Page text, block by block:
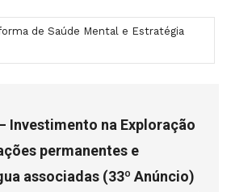
de Saúde Mental e Estratégia
Investimento na Exploração
permanentes e
associadas (33º Anúncio)